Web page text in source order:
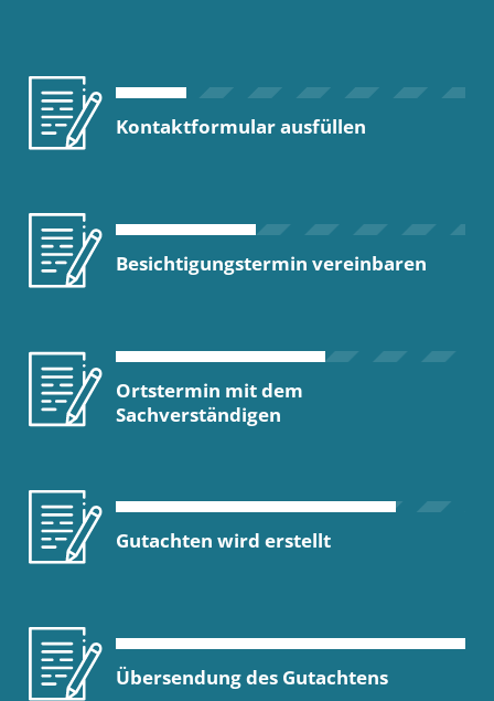
Kontaktformular ausfüllen
Besichtigungstermin vereinbaren
Ortstermin mit dem
Sachverständigen
Gutachten wird erstellt
Übersendung des Gutachtens